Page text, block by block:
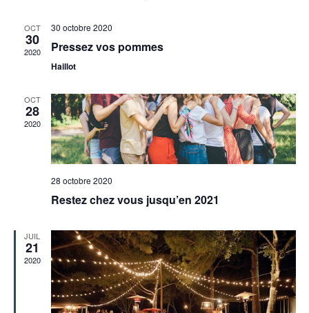
OCT
30
2020
30 octobre 2020
Pressez vos pommes
Haillot
OCT
28
2020
28 octobre 2020
Restez chez vous jusqu’en 2021
JUIL
21
2020